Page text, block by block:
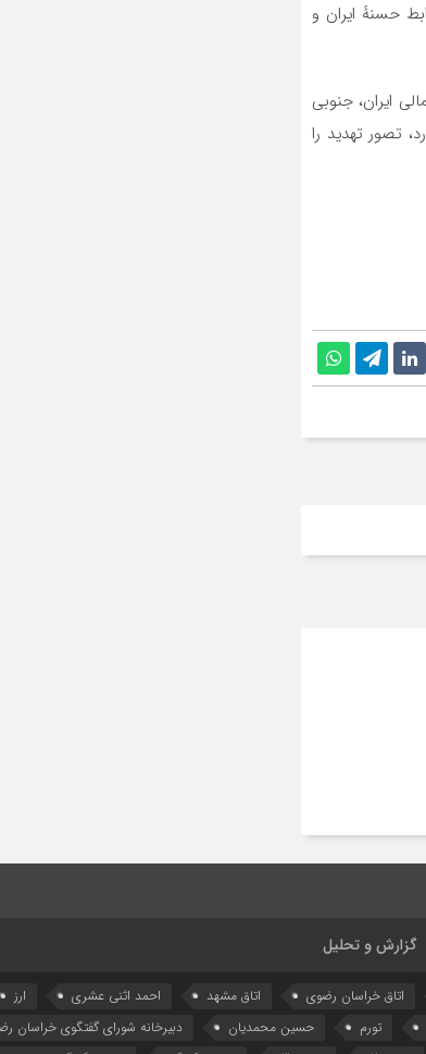
حسنهٔ ایران و
ایران، جنوبی
تصور تهدید را
گزارش و تحلیل
اتاق خراسان رضوی اتاق مشهد احمد اثنی عشری ارز
تورم حسین محمدیان
دبیرخانه شورای گفتگوی خراسان